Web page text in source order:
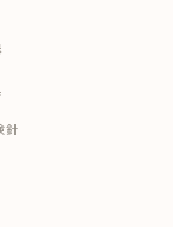
針